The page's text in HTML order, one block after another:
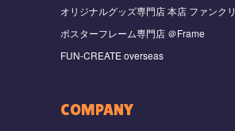
オリジナルグッズ専門店 本店 ファンクリ
ポスターフレーム専門店 ＠Frame
FUN-CREATE overseas
COMPANY